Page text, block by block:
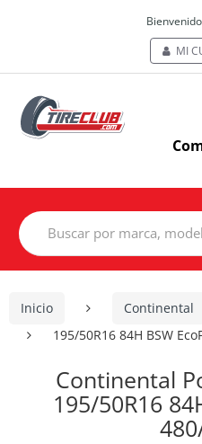
MI
Search
for:
Inicio Continental
195/50R16 84H BSW
Continental
195/50R16